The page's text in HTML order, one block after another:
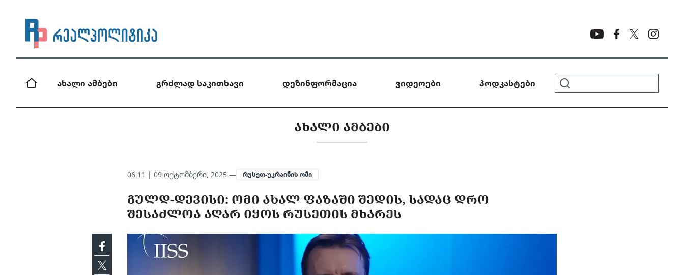
ახალი ამბები გრძლად საკითხავი დეზინფორმაცია ვიდეოები პოდკასტები
ᲐᲮᲐᲚᲘ ᲐᲛᲑᲔᲑᲘ
06:11 | 09 ოქტომბერი, 2025 — რუსეთ-უკრაინის ომი
ᲒᲣᲚᲓ-ᲓᲔᲕᲘᲡᲘ: ᲝᲛᲘ ᲐᲮᲐᲚ ᲤᲐᲖᲐᲨᲘ ᲨᲔᲓᲘᲡ, ᲡᲐᲓᲐᲪ ᲓᲠᲝ
ᲨᲔᲡᲐᲫᲚᲝᲐ ᲐᲦᲐᲠ ᲘᲧᲝᲡ ᲠᲣᲡᲔᲗᲘᲡ ᲛᲮᲐᲠᲔᲡ